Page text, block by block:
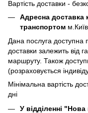
Вартість доставки -
Адресна
транспортом
Дана послуга доступна
доставки залежить від
маршруту. Також
(розраховується
Мінімальна вартість
дні
У відділенні